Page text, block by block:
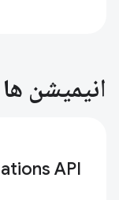
انیمیشن
API